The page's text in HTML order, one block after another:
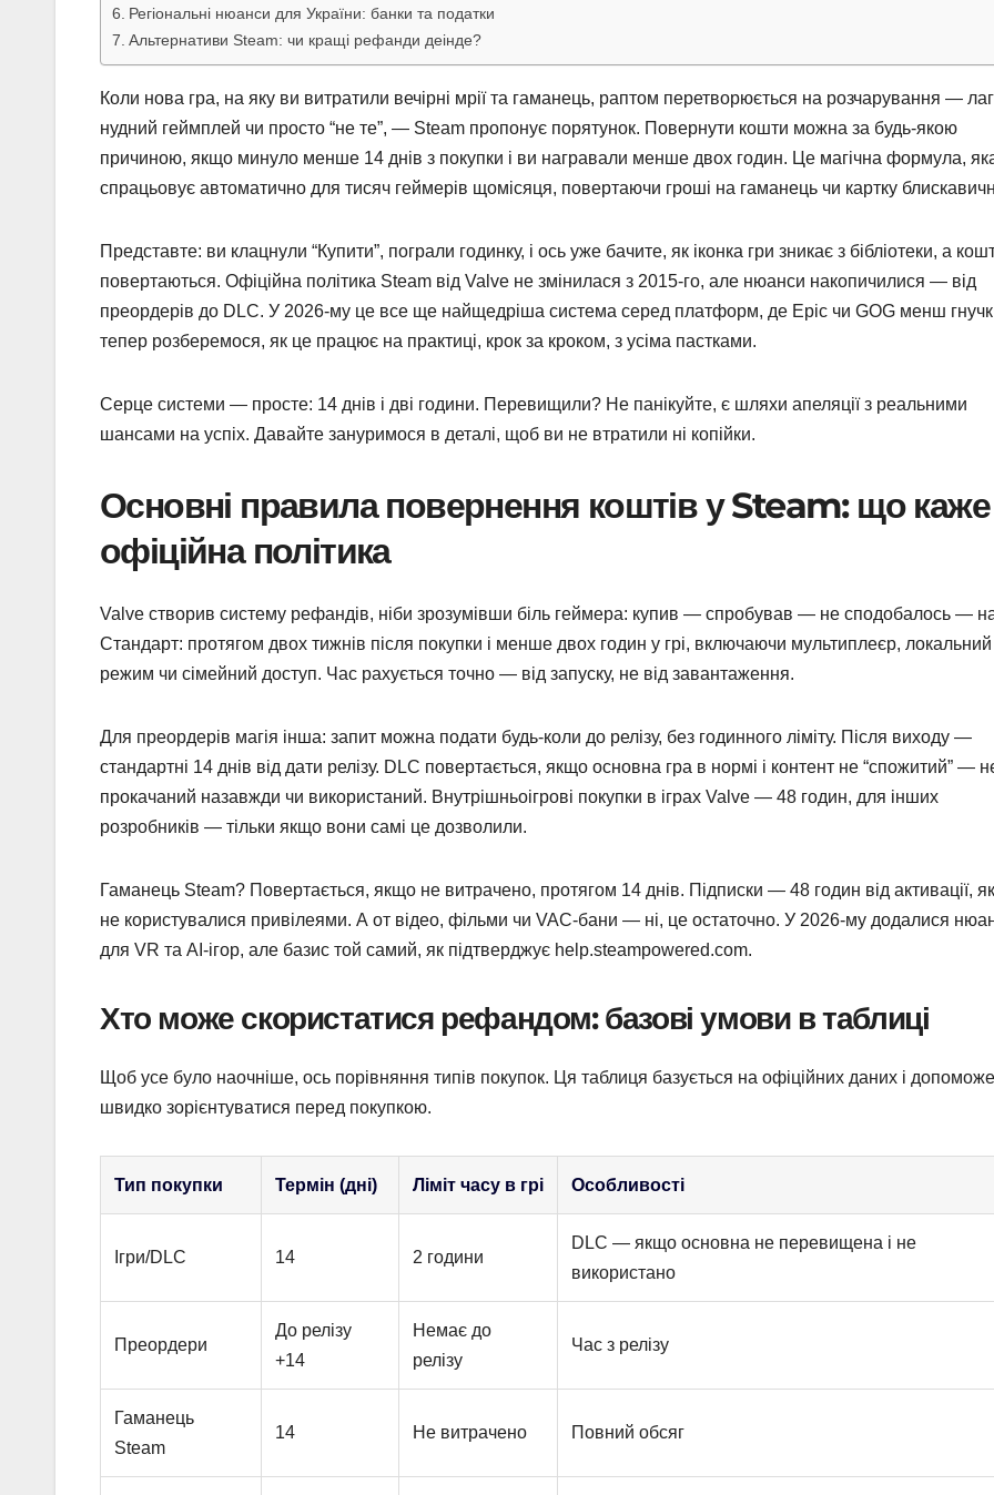
Регіональні нюанси для України: банки та податки
Альтернативи Steam: чи кращі рефанди деінде?
Коли нова гра, на яку ви витратили вечірні мрії та гаманець, раптом перетворюється на розчарування —
нудний геймплей чи просто “не те”, — Steam пропонує порятунок. Повернути кошти можна за будь-якою
причиною, якщо минуло менше 14 днів з покупки і ви награвали менше двох годин. Це магічна формула,
спрацьовує автоматично для тисяч геймерів щомісяця, повертаючи гроші на гаманець чи картку
Представте: ви клацнули “Купити”, пограли годинку, і ось уже бачите, як іконка гри зникає з бібліотеки, а
повертаються. Офіційна політика Steam від Valve не змінилася з 2015-го, але нюанси накопичилися — від
преордерів до DLC. У 2026-му це все ще найщедріша система серед платформ, де Epic чи GOG менш
тепер розберемося, як це працює на практиці, крок за кроком, з усіма пастками.
Серце системи — просте: 14 днів і дві години. Перевищили? Не панікуйте, є шляхи апеляції з реальними
шансами на успіх. Давайте зануримося в деталі, щоб ви не втратили ні копійки.
Основні правила повернення коштів у Steam: що каже
офіційна політика
Valve створив систему рефандів, ніби зрозумівши біль геймера: купив — спробував — не сподобалось —
Стандарт: протягом двох тижнів після покупки і менше двох годин у грі, включаючи мультиплеєр, локальний
режим чи сімейний доступ. Час рахується точно — від запуску, не від завантаження.
Для преордерів магія інша: запит можна подати будь-коли до релізу, без годинного ліміту. Після виходу —
стандартні 14 днів від дати релізу. DLC повертається, якщо основна гра в нормі і контент не “спожитий” —
прокачаний назавжди чи використаний. Внутрішньоігрові покупки в іграх Valve — 48 годин, для інших
розробників — тільки якщо вони самі це дозволили.
Гаманець Steam? Повертається, якщо не витрачено, протягом 14 днів. Підписки — 48 годин від активації,
не користувалися привілеями. А от відео, фільми чи VAC-бани — ні, це остаточно. У 2026-му додалися
для VR та AI-ігор, але базис той самий, як підтверджує help.steampowered.com.
Хто може скористатися рефандом: базові умови в таблиці
Щоб усе було наочніше, ось порівняння типів покупок. Ця таблиця базується на офіційних даних і допоможе
швидко зорієнтуватися перед покупкою.
Тип покупки Термін (дні) Ліміт часу в грі Особливості
Ігри/DLC 14 2 години
DLC — якщо основна не перевищена і не
використано
Преордери
До релізу
+14
Немає до
релізу
Час з релізу
Гаманець
Steam
14 Не витрачено Повний обсяг